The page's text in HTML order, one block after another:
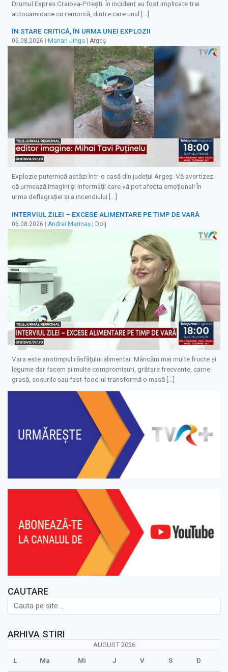
Drumul Expres Craiova-Pitești. În incident au fost implicate trei
autocamioane cu remorcă, dintre care unul […]
ÎN STARE CRITICĂ, ÎN URMA UNEI EXPLOZII
06.08.2026 Marian Jinga | Argeș
Explozie puternică astăzi într-o casă din județul Argeș. Vă avertizez
că urmează imagini și informații care vă pot afecta emoțional! În
urma deflagrației și a incendiului […]
INTERVIUL ZILEI – EXCESE ALIMENTARE PE TIMP DE VARĂ
06.08.2026 | Andrei Marinaș | Dolj
Vara este anotimpul răsfățului alimentar. Mâncăm mai multe fructe și
legume dar facem și multe compromisuri, grătare frecvente, carne
grasă, sosurile sau fast-food-ul transformă o masă […]
CAUTARE
ARHIVA STIRI
AUGUST 2026
L Ma Mi J V S D